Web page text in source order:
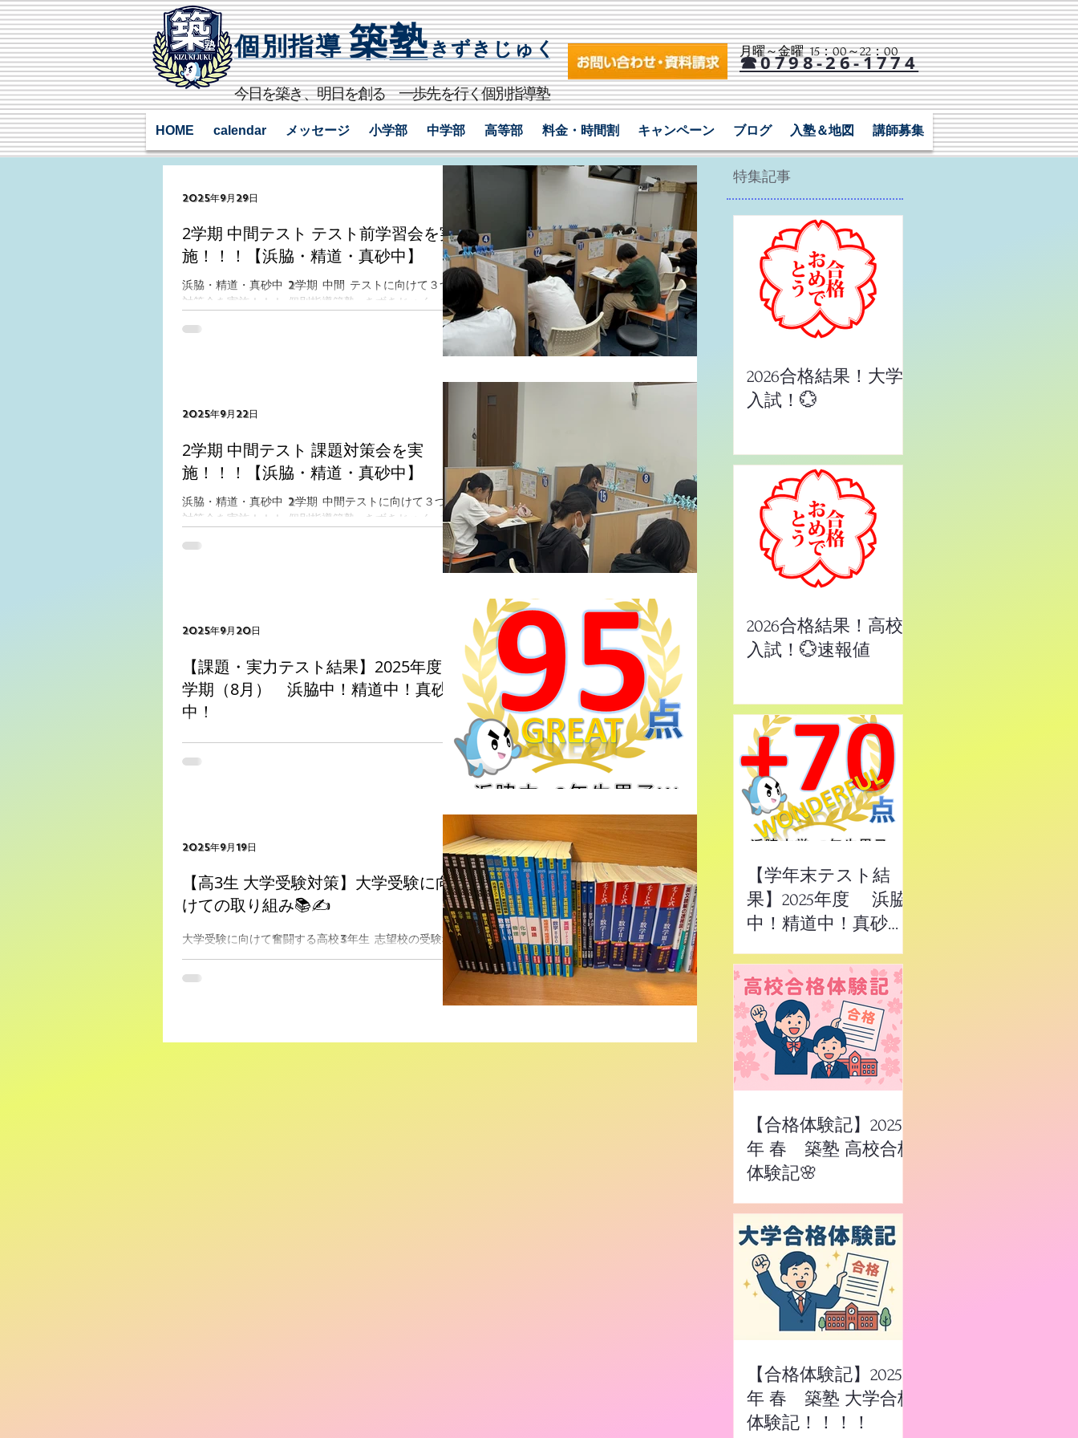
個別指導 築塾きずきじゅく​
​今日を築き、明日を創る 一歩先を行く個別指導塾
☎0798-26-1774
HOME calendar メッセージ 小学部 中学部 高等部 料金・時間割 キャンペーン ブログ 入塾＆地図 講師募集
月曜～金曜 15：00～22：00​
2学期 中間テスト テスト前学習会を実
施！！！【浜脇・精道・真砂中】
浜脇・精道・真砂中 2学期 中間 テストに向けて３つの
対策会を実施！！！ 個別指導築塾 ‐きずきじゅく‐ 中
学生に大人気！！３つの定期テスト直前対策📚 ✎ 課題
対策会 テスト前学習会 テスト朝学習会 当塾では中
学生の定期テスト対策として上記3つの対策会を実施し
2025年9月29日
2学期 中間テスト 課題対策会を実
施！！！【浜脇・精道・真砂中】
浜脇・精道・真砂中 2学期 中間テストに向けて３つの
対策会を実施！！！ 個別指導築塾 ‐きずきじゅく‐ 中
学生に大人気！！３つの定期テスト直前対策📚 ✎ 課題
対策会 テスト前学習会 テスト朝学習会 当塾では中
学生の定期テスト対策として上記3つの対策会を実施し
2025年9月22日
【課題・実力テスト結果】2025年度 2
学期（8月） 浜脇中！精道中！真砂
中！
課題・実力テスト結果が出揃いました！！！ 夏休み明
けに実施された課題テスト・実力テストが返却されま
2025年9月20日
【高3生 大学受験対策】大学受験に向
けての取り組み📚✍
大学受験に向けて奮闘する高校3年生 志望校の受験科
目や難易度に合わせた対策、教材選びが重要 国公立大
学を目指す生徒もいます🚩 夏休みも終わり、受験本番
まで一気に近づいてきました！ ここから受験に向けて
突っ走っていきます！！！💨 築塾 -きずきじゅく-...
2025年9月19日
特集記事
2026合格結果！大学
入試！💮
2026合格結果！高校
入試！💮速報値
【学年末テスト結
果】2025年度 浜脇
中！精道中！真砂
【合格体験記】2025
年 春 築塾 高校合格
体験記🌸
【合格体験記】2025
年 春 築塾 大学合格
体験記！！！！